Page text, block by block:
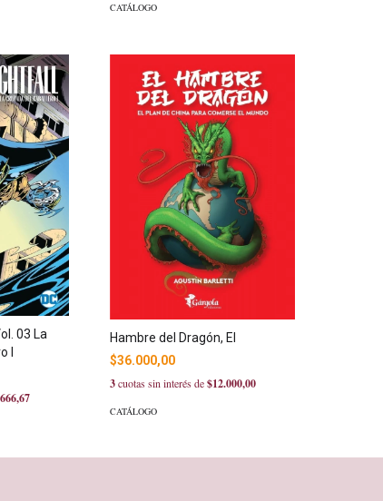
CATÁLOGO
03 La
I
Hambre del Dragón, El
$36.000,00
3cuotas sin interés de$12.000,00
CATÁLOGO